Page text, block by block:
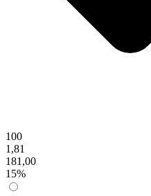
100
1,81
181,00
15%